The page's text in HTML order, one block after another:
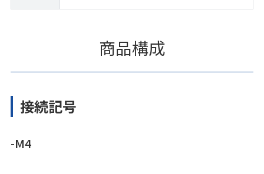
商品構成
接続記号
-M4